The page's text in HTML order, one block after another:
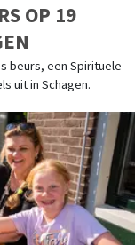
OP 19
beurs, een Spirituele
uit in Schagen.